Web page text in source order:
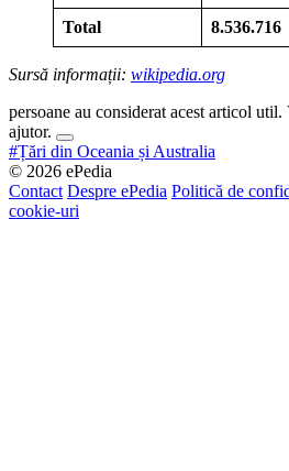
Total 8.536.716
Sursă informații: wikipedia.org
persoane au considerat acest articol util.
ajutor.
#Țări din Oceania și Australia
© 2026 ePedia
Contact Despre ePedia Politică de
cookie-uri